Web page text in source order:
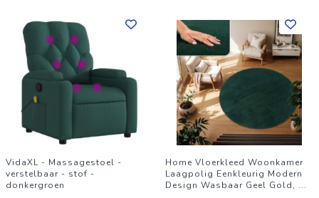
VidaXL - Massagestoel -
verstelbaar - stof -
donkergroen
Home Vloerkleed Woonkamer
Laagpolig Eenkleurig Modern
Design Wasbaar Geel Gold, ...